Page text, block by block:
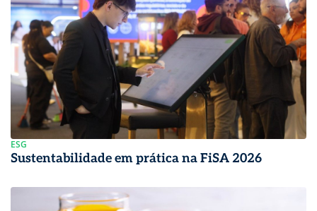
ESG
Sustentabilidade em prática na FiSA 2026